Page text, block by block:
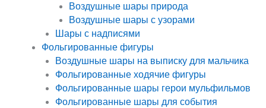
Воздушные шары природа
Воздушные шары с узорами
Шары с надписями
Фольгированные фигуры
Воздушные шары на выписку для мальчика
Фольгированные ходячие фигуры
Фольгированные шары герои мульфильмов
Фольгированные шары для события